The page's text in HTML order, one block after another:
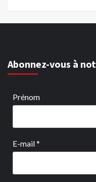
Abonnez-vous à
Prénom
E-mail*